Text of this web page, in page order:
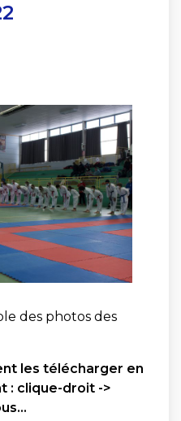
des photos des
les télécharger en
: clique-droit ->